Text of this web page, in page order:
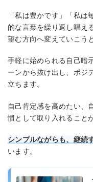
「私は豊かです」「私
的な言葉を繰り返し唱え
望む方向へ変えていこう
手軽に始められる自己暗
ーンから抜け出し、ポジ
立ちます。
自己肯定感を高めたい、
慣として取り入れること
シンプルながらも、継続
います。